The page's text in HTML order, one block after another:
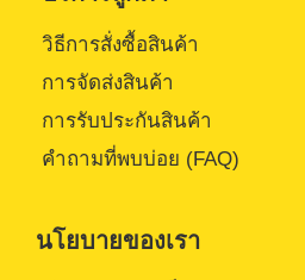
วิธีการสั่งซื้อสินค้า
การจัดส่งสินค้า
การรับประกันสินค้า
คำถามที่พบบ่อย (FAQ)
นโยบายของเรา